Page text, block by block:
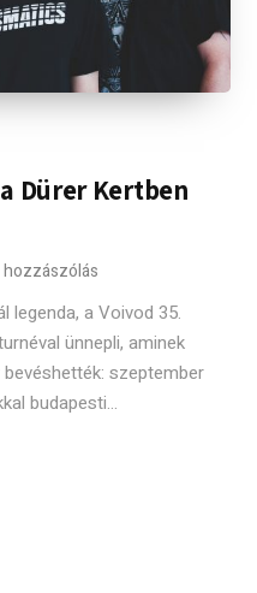
Dürer Kertben
hozzászólás
legenda, a Voivod 35.
ünnepli, aminek
szeptember
budapesti...